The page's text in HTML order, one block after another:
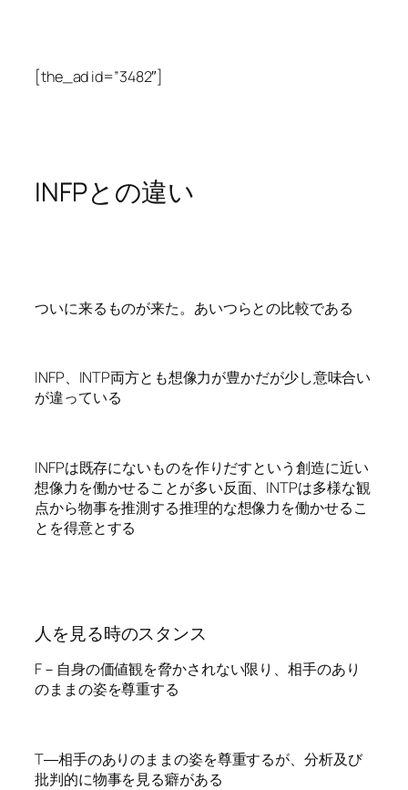
[the_ad id=”3482″]
INFPとの違い
ついに来るものが来た。あいつらとの比較である
INFP、INTP両方とも想像力が豊かだが少し意味合い
が違っている
INFPは既存にないものを作りだすという創造に近い
想像力を働かせることが多い反面、INTPは多様な観
点から物事を推測する推理的な想像力を働かせるこ
とを得意とする
人を見る時のスタンス
F－自身の価値観を脅かされない限り、相手のあり
のままの姿を尊重する
T―相手のありのままの姿を尊重するが、分析及び
批判的に物事を見る癖がある